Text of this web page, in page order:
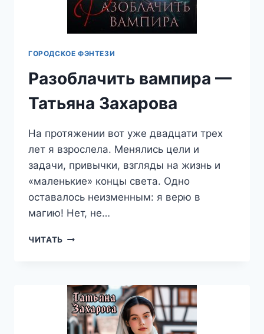
ГОРОДСКОЕ ФЭНТЕЗИ
Разоблачить вампира —
Татьяна Захарова
На протяжении вот уже двадцати трех
лет я взрослела. Менялись цели и
задачи, привычки, взгляды на жизнь и
«маленькие» концы света. Одно
оставалось неизменным: я верю в
магию! Нет, не…
ЧИТАТЬ РАЗОБЛАЧИТЬ
ЗАХАРОВА